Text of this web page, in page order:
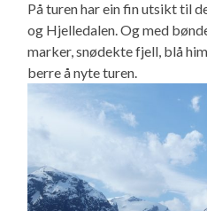
På turen har ein fin utsikt til
og Hjelledalen. Og med
marker, snødekte fjell, blå
berre å nyte turen.